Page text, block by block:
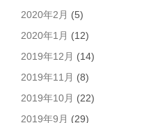
2020年2月 (5)
2020年1月 (12)
2019年12月 (14)
2019年11月 (8)
2019年10月 (22)
2019年9月 (29)